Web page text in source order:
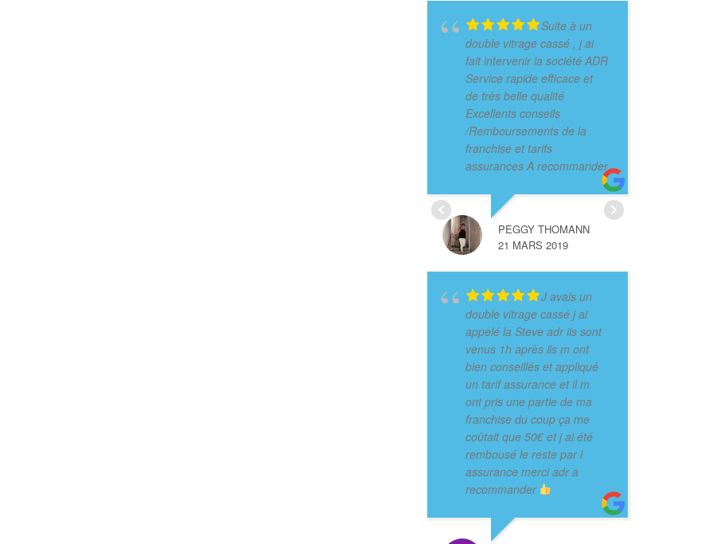
Suite à un
double vitrage cassé , j ai
fait intervenir la société ADR
Service rapide efficace et
de très belle qualité
Excellents conseils
/Remboursements de la
franchise et tarifs
assurances A recommander
PEGGY THOMANN
21 MARS 2019
J avais un
double vitrage cassé j ai
appelé la Steve adr ils sont
venus 1h après ils m ont
bien conseillés et appliqué
un tarif assurance et il m
ont pris une partie de ma
franchise du coup ça me
coûtait que 50€ et j ai été
rembousé le reste par l
assurance merci adr a
recommander